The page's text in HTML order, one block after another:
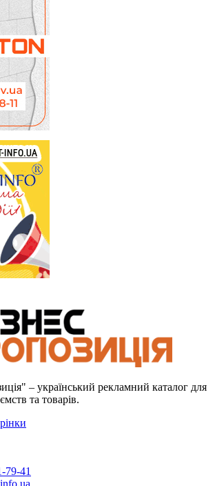
– український рекламний каталог для
та товарів.
79-41